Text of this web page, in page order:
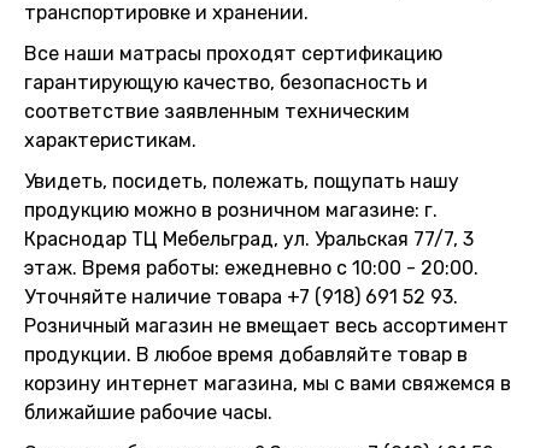
транспортировке и хранении.
Все наши матрасы проходят сертификацию
гарантирующую качество, безопасность и
соответствие заявленным техническим
характеристикам.
Увидеть, посидеть, полежать, пощупать нашу
продукцию можно в розничном магазине: г.
Краснодар ТЦ Мебельград, ул. Уральская 77/7, 3
этаж. Время работы: ежедневно с 10:00 - 20:00.
Уточняйте наличие товара +7 (918) 691 52 93.
Розничный магазин не вмещает весь ассортимент
продукции. В любое время добавляйте товар в
корзину интернет магазина, мы с вами свяжемся в
ближайшие рабочие часы.